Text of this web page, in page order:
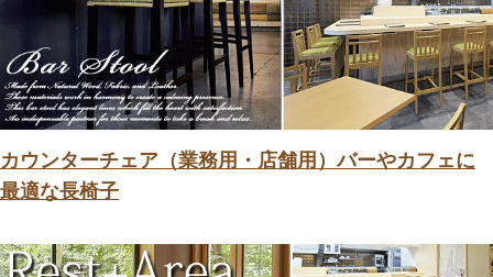
カウンターチェア（業務用・店舗用）バーやカフェに
最適な長椅子